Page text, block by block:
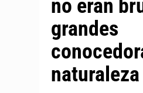
no eran
grandes
naturaleza